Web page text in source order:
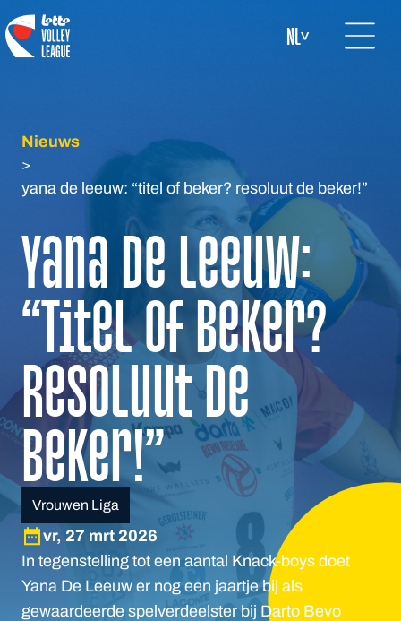
logo-white
NL
Nieuws
>
yana de leeuw: “titel of beker? resoluut de beker!”
Yana De Leeuw:
“Titel of beker?
Resoluut de
beker!”
Vrouwen Liga
vr, 27 mrt 2026
In tegenstelling tot een aantal Knack-boys doet
Yana De Leeuw er nog een jaartje bij als
gewaardeerde spelverdeelster bij Darto Bevo